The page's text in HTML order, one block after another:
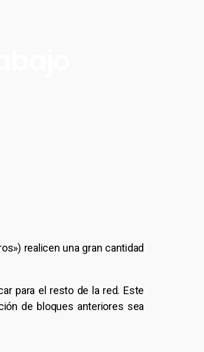
realicen una gran cantidad
para el resto de la red. Este
de bloques anteriores sea